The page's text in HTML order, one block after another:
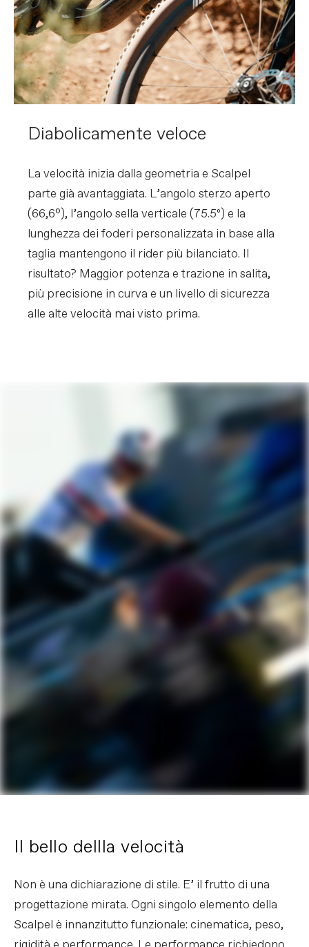
Diabolicamente veloce
La velocità inizia dalla geometria e Scalpel
parte già avantaggiata. L’angolo sterzo aperto
(66,6°), l’angolo sella verticale (75.5º) e la
lunghezza dei foderi personalizzata in base alla
taglia mantengono il rider più bilanciato. Il
risultato? Maggior potenza e trazione in salita,
più precisione in curva e un livello di sicurezza
alle alte velocità mai visto prima.
Il bello dellla velocità
Non è una dichiarazione di stile. E’ il frutto di una
progettazione mirata. Ogni singolo elemento della
Scalpel è innanzitutto funzionale: cinematica, peso,